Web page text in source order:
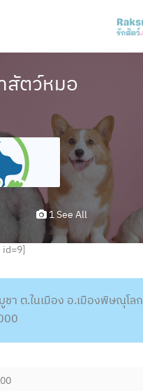
สัตว์หมอ
1 See All
id=9]
า ต.ในเมือง อ.เมืองพิษณุโลก